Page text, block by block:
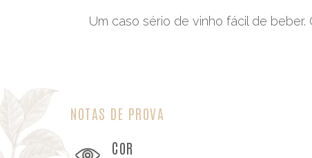
Um caso sério de vinho fácil de
NOTAS DE PROVA
COR